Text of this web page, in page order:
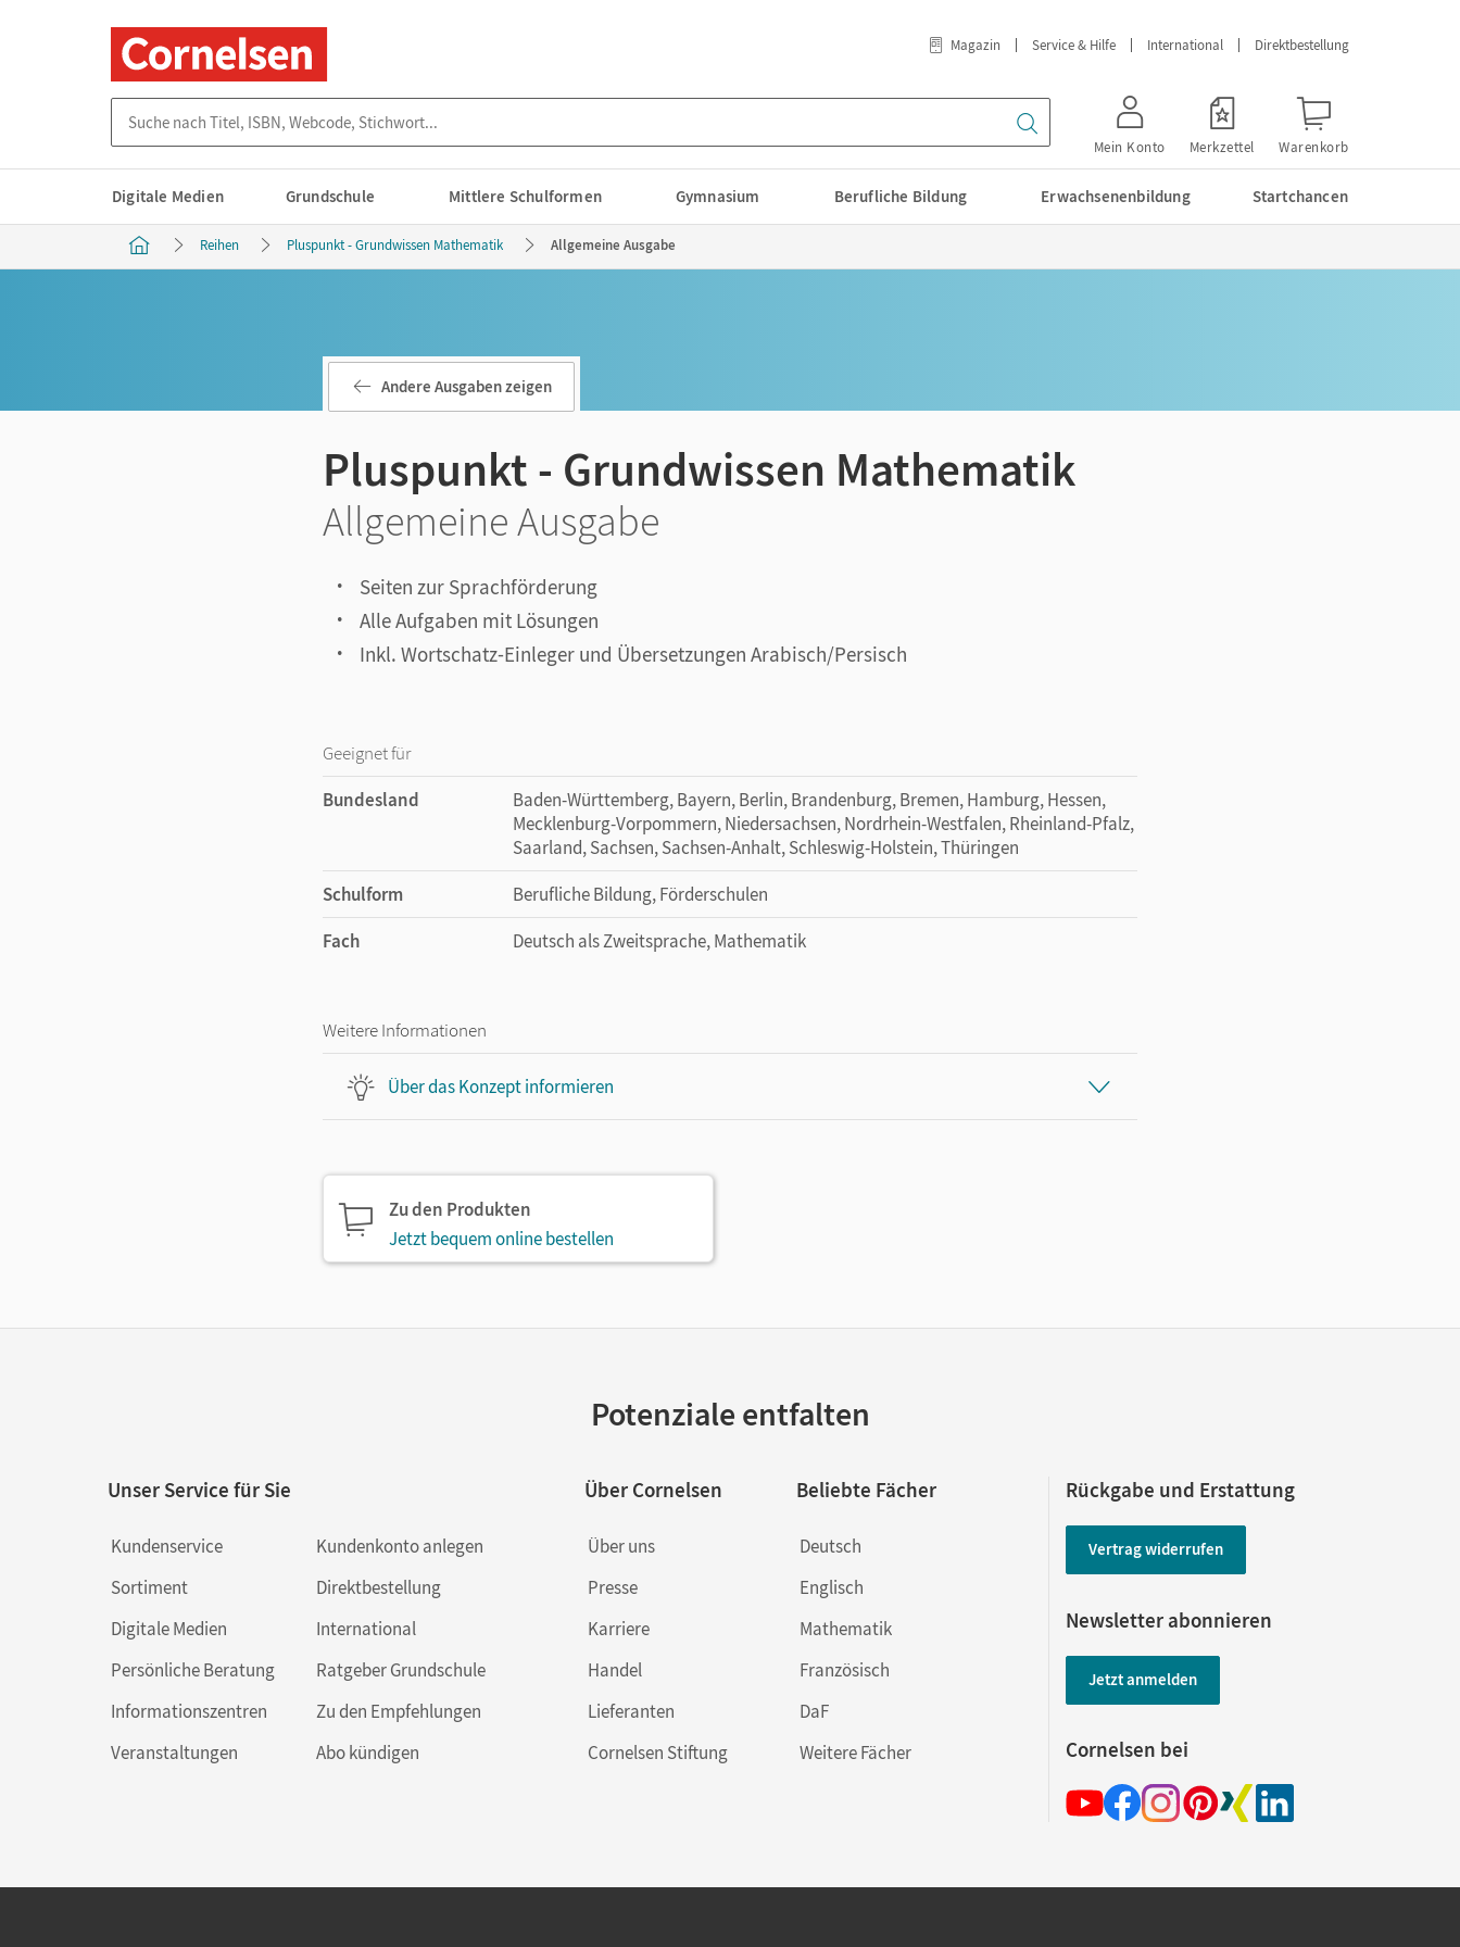
Magazin Service & Hilfe International Direktbestellung
Mein Konto Merkzettel Warenkorb
Digitale Medien Grundschule Mittlere Schulformen Gymnasium Berufliche Bildung Erwachsenenbildung Startchancen
Reihen Pluspunkt - Grundwissen Mathematik Allgemeine Ausgabe
Andere Ausgaben zeigen
Pluspunkt - Grundwissen Mathematik
Allgemeine Ausgabe
Seiten zur Sprachförderung
Alle Aufgaben mit Lösungen
Inkl. Wortschatz-Einleger und Übersetzungen Arabisch/Persisch
Geeignet für
Bundesland
Baden-Württemberg, Bayern, Berlin, Brandenburg, Bremen, Hamburg, Hessen,
Mecklenburg-Vorpommern, Niedersachsen, Nordrhein-Westfalen, Rheinland-Pfalz,
Saarland, Sachsen, Sachsen-Anhalt, Schleswig-Holstein, Thüringen
Schulform
Berufliche Bildung, Förderschulen
Fach
Deutsch als Zweitsprache, Mathematik
Weitere Informationen
Über das Konzept informieren
Zu den Produkten
Jetzt bequem online bestellen
Potenziale entfalten
Unser Service für Sie
Kundenservice
Sortiment
Digitale Medien
Persönliche Beratung
Informationszentren
Veranstaltungen
Kundenkonto anlegen
Direktbestellung
International
Ratgeber Grundschule
Zu den Empfehlungen
Abo kündigen
Über Cornelsen
Über uns
Presse
Karriere
Handel
Lieferanten
Cornelsen Stiftung
Beliebte Fächer
Deutsch
Englisch
Mathematik
Französisch
DaF
Weitere Fächer
Rückgabe und Erstattung
Vertrag widerrufen
Newsletter abonnieren
Jetzt anmelden
Cornelsen bei